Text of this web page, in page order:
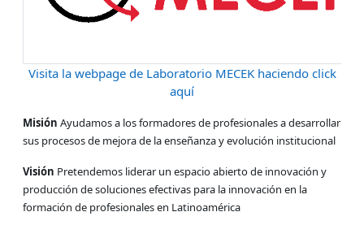
Visita la webpage de Laboratorio MECEK haciendo click
aquí
Misión Ayudamos a los formadores de profesionales a desarrollar
sus procesos de mejora de la enseñanza y evolución institucional
Visión Pretendemos liderar un espacio abierto de innovación y
producción de soluciones efectivas para la innovación en la
formación de profesionales en Latinoamérica